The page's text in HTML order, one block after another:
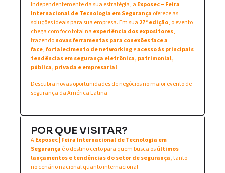
Independentemente da sua estratégia, a Exposec – Feira
Internacional de Tecnologia em Segurança oferece as
soluções ideais para sua empresa. Em sua 27ª edição, o evento
chega com foco total na experiência dos expositores,
trazendonovas ferramentas para conexões face a
face,fortalecimento de networkingeacesso às principais
tendências em segurança eletrônica, patrimonial,
pública, privada e empresarial.
Descubra novas oportunidades de negócios no maior evento de
segurança da América Latina.
POR QUE VISITAR?
AExposec | Feira Internacional de Tecnologia em
Segurança é o destino certo para quem busca osúltimos
lançamentos e tendências do setor de segurança, tanto
no cenário nacional quanto internacional.